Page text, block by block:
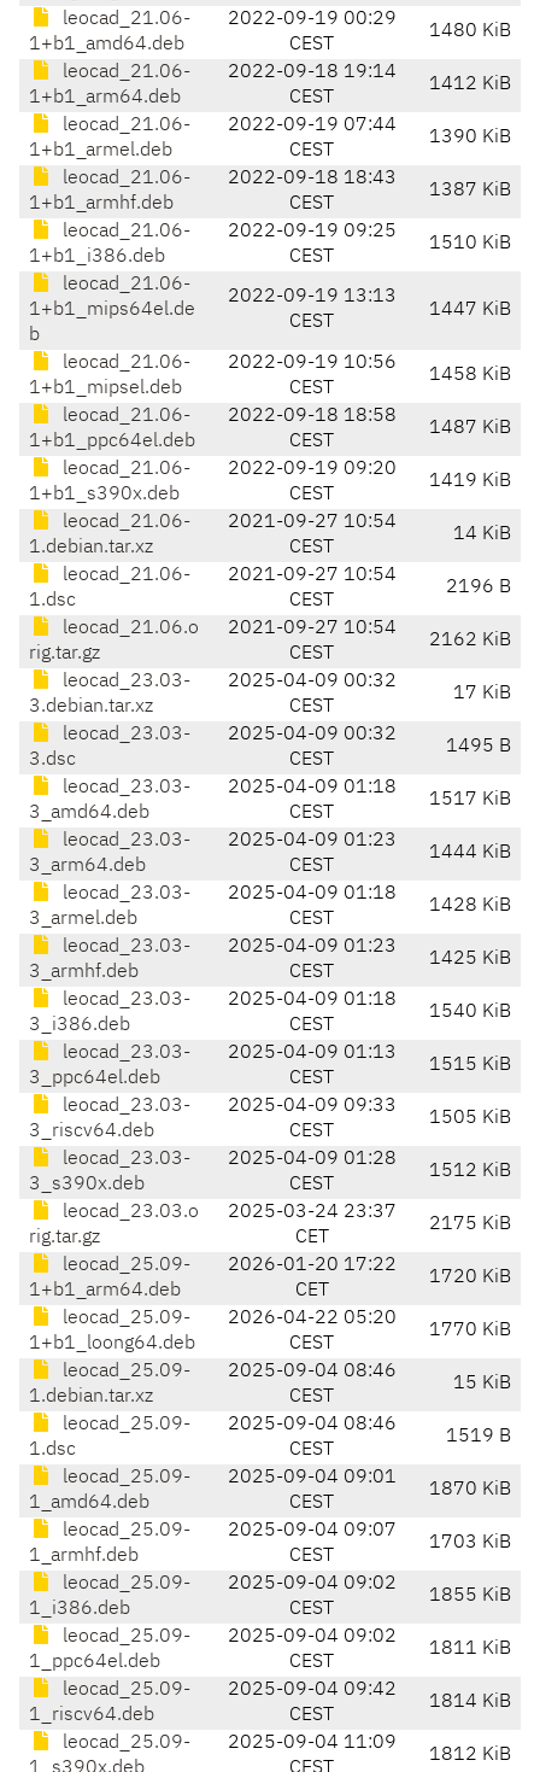
leocad_21.06-
1+b1_amd64.deb
2022-09-19 00:29
CEST
1480 KiB
leocad_21.06-
1+b1_arm64.deb
2022-09-18 19:14
CEST
1412 KiB
leocad_21.06-
1+b1_armel.deb
2022-09-19 07:44
CEST
1390 KiB
leocad_21.06-
1+b1_armhf.deb
2022-09-18 18:43
CEST
1387 KiB
leocad_21.06-
1+b1_i386.deb
2022-09-19 09:25
CEST
1510 KiB
leocad_21.06-
1+b1_mips64el.de
b
2022-09-19 13:13
CEST
1447 KiB
leocad_21.06-
1+b1_mipsel.deb
2022-09-19 10:56
CEST
1458 KiB
leocad_21.06-
1+b1_ppc64el.deb
2022-09-18 18:58
CEST
1487 KiB
leocad_21.06-
1+b1_s390x.deb
2022-09-19 09:20
CEST
1419 KiB
leocad_21.06-
1.debian.tar.xz
2021-09-27 10:54
CEST
14 KiB
leocad_21.06-
1.dsc
2021-09-27 10:54
CEST
2196 B
leocad_21.06.o
rig.tar.gz
2021-09-27 10:54
CEST
2162 KiB
leocad_23.03-
3.debian.tar.xz
2025-04-09 00:32
CEST
17 KiB
leocad_23.03-
3.dsc
2025-04-09 00:32
CEST
1495 B
leocad_23.03-
3_amd64.deb
2025-04-09 01:18
CEST
1517 KiB
leocad_23.03-
3_arm64.deb
2025-04-09 01:23
CEST
1444 KiB
leocad_23.03-
3_armel.deb
2025-04-09 01:18
CEST
1428 KiB
leocad_23.03-
3_armhf.deb
2025-04-09 01:23
CEST
1425 KiB
leocad_23.03-
3_i386.deb
2025-04-09 01:18
CEST
1540 KiB
leocad_23.03-
3_ppc64el.deb
2025-04-09 01:13
CEST
1515 KiB
leocad_23.03-
3_riscv64.deb
2025-04-09 09:33
CEST
1505 KiB
leocad_23.03-
3_s390x.deb
2025-04-09 01:28
CEST
1512 KiB
leocad_23.03.o
rig.tar.gz
2025-03-24 23:37
CET
2175 KiB
leocad_25.09-
1+b1_arm64.deb
2026-01-20 17:22
CET
1720 KiB
leocad_25.09-
1+b1_loong64.deb
2026-04-22 05:20
CEST
1770 KiB
leocad_25.09-
1.debian.tar.xz
2025-09-04 08:46
CEST
15 KiB
leocad_25.09-
1.dsc
2025-09-04 08:46
CEST
1519 B
leocad_25.09-
1_amd64.deb
2025-09-04 09:01
CEST
1870 KiB
leocad_25.09-
1_armhf.deb
2025-09-04 09:07
CEST
1703 KiB
leocad_25.09-
1_i386.deb
2025-09-04 09:02
CEST
1855 KiB
leocad_25.09-
1_ppc64el.deb
2025-09-04 09:02
CEST
1811 KiB
leocad_25.09-
1_riscv64.deb
2025-09-04 09:42
CEST
1814 KiB
leocad_25.09-
2025-09-04 11:09
1812 KiB